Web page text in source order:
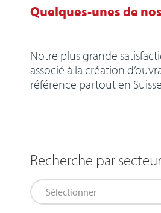
Quelques-unes de
Notre plus grande
associé à la création
référence partout en
Recherche par
Filtre projet
Sélectionnez le contenu